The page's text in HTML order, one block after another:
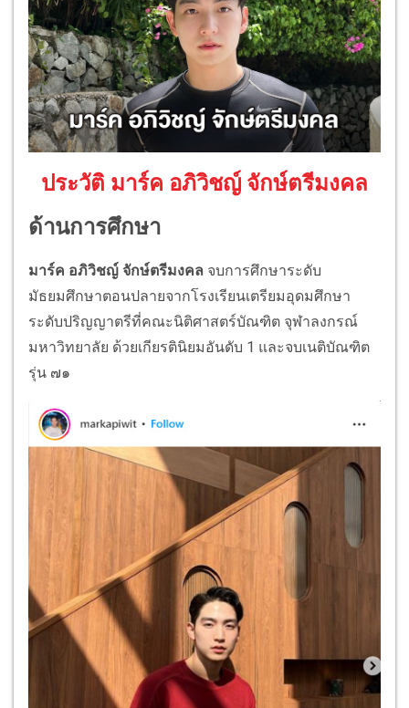
ประวัติ มาร์ค อภิวิชญ์ จักษ์ตรีมงคล
ด้านการศึกษา
มาร์ค อภิวิชญ์ จักษ์ตรีมงคล จบการศึกษาระดับ
มัธยมศึกษาตอนปลายจากโรงเรียนเตรียมอุดมศึกษา
ระดับปริญญาตรีที่คณะนิติศาสตร์บัณฑิต จุฬาลงกรณ์
มหาวิทยาลัย ด้วยเกียรตินิยมอันดับ 1 และจบเนติบัณฑิต
รุ่น ๗๑